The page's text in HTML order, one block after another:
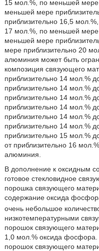
15 мол.%, по меньшей
меньшей мере
приблизительно 16,5
17 мол.%, по меньшей
меньшей мере
мере приблизительно 20
алюминия может быть
композиция связующего
приблизительно 14 мол.%
приблизительно 14 мол.%
приблизительно 14 мол.%
приблизительно 14 мол.%
приблизительно 14 мол.%
приблизительно 14 мол.%
приблизительно 15 мол.%
от приблизительно 16
алюминия.
В дополнение к оксидным
готовое стекловидное
порошка связующего
содержание оксида
очень небольшое
низкотемпературными
порошок связующего
1,0 мол.% оксида фосфора.
порошок связующего